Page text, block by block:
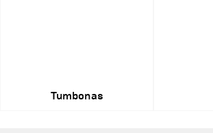
Tumbonas